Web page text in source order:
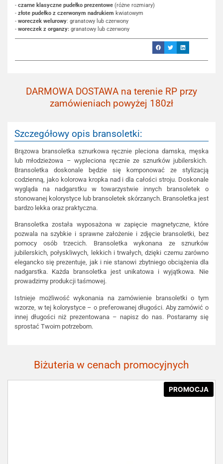
- czarne klasyczne pudełko prezentowe (różne rozmiary)
- złote pudełko z czerwonym nadrukiem kwiatowym
- woreczek welurowy: granatowy lub czerwony
- woreczek z organzy: granatowy lub czerwony
DARMOWA DOSTAWA na terenie RP przy
zamówieniach powyżej 180zł
Szczegółowy opis bransoletki:
Brązowa bransoletka sznurkowa ręcznie pleciona damska, męska
lub młodzieżowa – wypleciona ręcznie ze sznurków jubilerskich.
Bransoletka doskonale będzie się komponować ze stylizacją
codzienną, jako kolorowa kropka nad i dla całości stroju. Doskonale
wygląda na nadgarstku w towarzystwie innych bransoletek o
stonowanej kolorystyce lub bransoletek skórzanych. Bransoletka jest
bardzo lekka oraz praktyczna.
Bransoletka została wyposażona w zapięcie magnetyczne, które
pozwala na szybkie i sprawne założenie i zdjęcie bransoletki, bez
pomocy osób trzecich. Bransoletka wykonana ze sznurków
jubilerskich, połyskliwych, lekkich i trwałych, dzięki czemu zarówno
elegancko się prezentuje, jak i nie stanowi zbytniego obciążenia dla
nadgarstka. Każda bransoletka jest unikatowa i wyjątkowa. Nie
prowadzimy produkcji taśmowej.
Istnieje możliwość wykonania na zamówienie bransoletki o tym
wzorze, w tej kolorystyce – o preferowanej długości. Aby zamówić o
innej długości niż prezentowana – napisz do nas. Postaramy się
sprostać Twoim potrzebom.
Biżuteria w cenach promocyjnych
PROMOCJA